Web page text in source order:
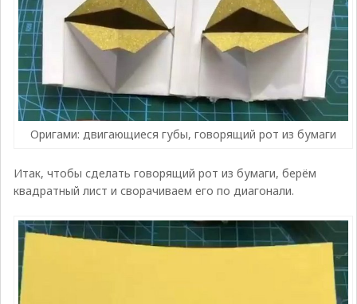
Оригами: двигающиеся губы, говорящий рот из бумаги
Итак, чтобы сделать говорящий рот из бумаги, берём
квадратный лист и сворачиваем его по диагонали.